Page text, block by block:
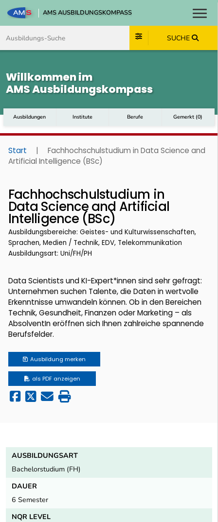
AMS AUSBILDUNGSKOMPASS
SUCHE
Willkommen im
AMS Ausbildungskompass
Ausbildungen Institute Berufe Gemerkt (0)
Start |
Fachhochschulstudium in Data Science and
Artificial Intelligence (BSc)
Fachhochschulstudium in
Data Science and Artificial
Intelligence (BSc)
Ausbildungsbereiche: Geistes- und Kulturwissenschaften,
Sprachen, Medien / Technik, EDV, Telekommunikation
Ausbildungsart: Uni/FH/PH
Data Scientists und KI-Expert*innen sind sehr gefragt:
Unternehmen suchen Talente, die Daten in wertvolle
Erkenntnisse umwandeln können. Ob in den Bereichen
Technik, Gesundheit, Finanzen oder Marketing – als
AbsolventIn eröffnen sich Ihnen zahlreiche spannende
Berufsfelder.
Ausbildung merken
als PDF anzeigen
AUSBILDUNGSART
Bachelorstudium (FH)
DAUER
6 Semester
NQR LEVEL